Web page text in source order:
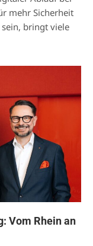
mehr Sicherheit
sein, bringt viele
Vom Rhein an